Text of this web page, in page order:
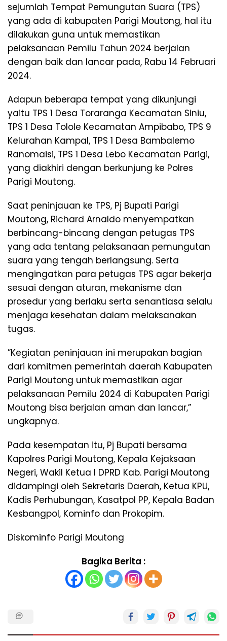
sejumlah Tempat Pemungutan Suara (TPS)
yang ada di kabupaten Parigi Moutong, hal itu
dilakukan guna untuk memastikan
pelaksanaan Pemilu Tahun 2024 berjalan
dengan baik dan lancar pada, Rabu 14 Februari
2024.
Adapun beberapa tempat yang dikunjungi
yaitu TPS 1 Desa Toraranga Kecamatan Siniu,
TPS 1 Desa Tolole Kecamatan Ampibabo, TPS 9
Kelurahan Kampal, TPS 1 Desa Bambalemo
Ranomaisi, TPS 1 Desa Lebo Kecamatan Parigi,
yang diakhiri dengan berkunjung ke Polres
Parigi Moutong.
Saat peninjauan ke TPS, Pj Bupati Parigi
Moutong, Richard Arnaldo menyempatkan
berbincang-bincang dengan petugas TPS
yang ada tentang pelaksanaan pemungutan
suara yang tengah berlangsung. Serta
mengingatkan para petugas TPS agar bekerja
sesuai dengan aturan, mekanisme dan
prosedur yang berlaku serta senantiasa selalu
menjaga kesehatan dalam melaksanakan
tugas.
”Kegiatan peninjauan ini merupakan bagian
dari komitmen pemerintah daerah Kabupaten
Parigi Moutong untuk memastikan agar
pelaksanaan Pemilu 2024 di Kabupaten Parigi
Moutong bisa berjalan aman dan lancar,”
ungkapnya.
Pada kesempatan itu, Pj Bupati bersama
Kapolres Parigi Moutong, Kepala Kejaksaan
Negeri, Wakil Ketua I DPRD Kab. Parigi Moutong
didampingi oleh Sekretaris Daerah, Ketua KPU,
Kadis Perhubungan, Kasatpol PP, Kepala Badan
Kesbangpol, Kominfo dan Prokopim.
Diskominfo Parigi Moutong
Bagika Berita :